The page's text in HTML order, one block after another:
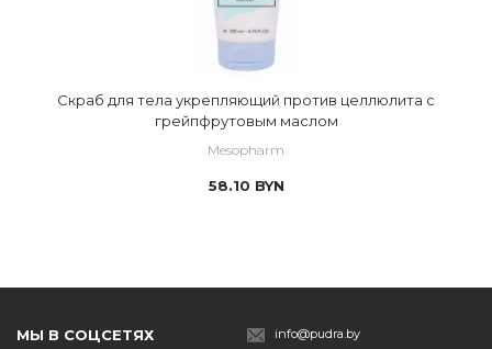
Скраб для тела укрепляющий против целлюлита с
грейпфрутовым маслом
Mesopharm
58.10 BYN
МЫ В СОЦСЕТЯХ info@pudra.by